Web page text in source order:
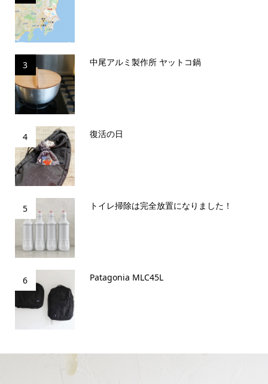
3 中尾アルミ製作所 ヤットコ鍋
4 復活の日
5 トイレ掃除は完全放置になりました！
6 Patagonia MLC45L